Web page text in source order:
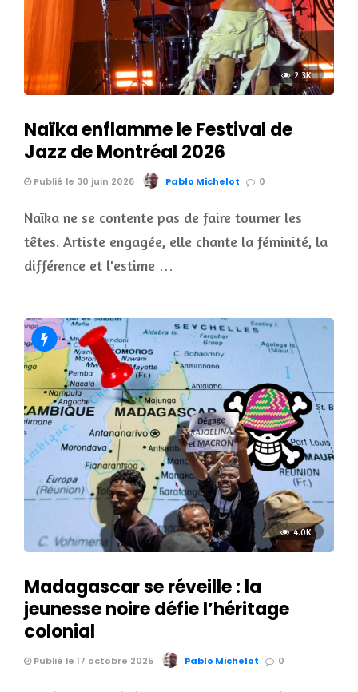
2.3K
Naïka enflamme le Festival de
Jazz de Montréal 2026
Publié le 30 juin 2026 Pablo Michelot 0
Naïka ne se contente pas de faire tourner les
têtes. Artiste engagée, elle chante la féminité, la
différence et l'estime …
4.0K
Madagascar se réveille : la
jeunesse noire défie l’héritage
colonial
Publié le 17 octobre 2025 Pablo Michelot 0